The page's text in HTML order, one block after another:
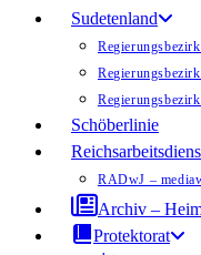
Sudetenland
Schöberlinie
RADwJ –
Archiv –
Protektorat